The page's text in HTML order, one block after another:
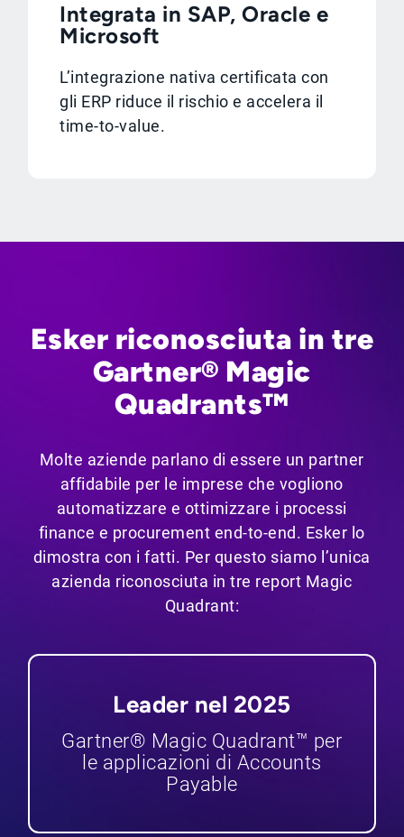
Integrata in SAP, Oracle e
Microsoft
L’integrazione nativa certificata con
gli ERP riduce il rischio e accelera il
time-to-value.
Esker riconosciuta in tre
Gartner® Magic
Quadrants™
Molte aziende parlano di essere un partner
affidabile per le imprese che vogliono
automatizzare e ottimizzare i processi
finance e procurement end-to-end. Esker lo
dimostra con i fatti. Per questo siamo l’unica
azienda riconosciuta in tre report Magic
Quadrant:
Leader nel 2025
Gartner® Magic Quadrant™ per
le applicazioni di Accounts
Payable